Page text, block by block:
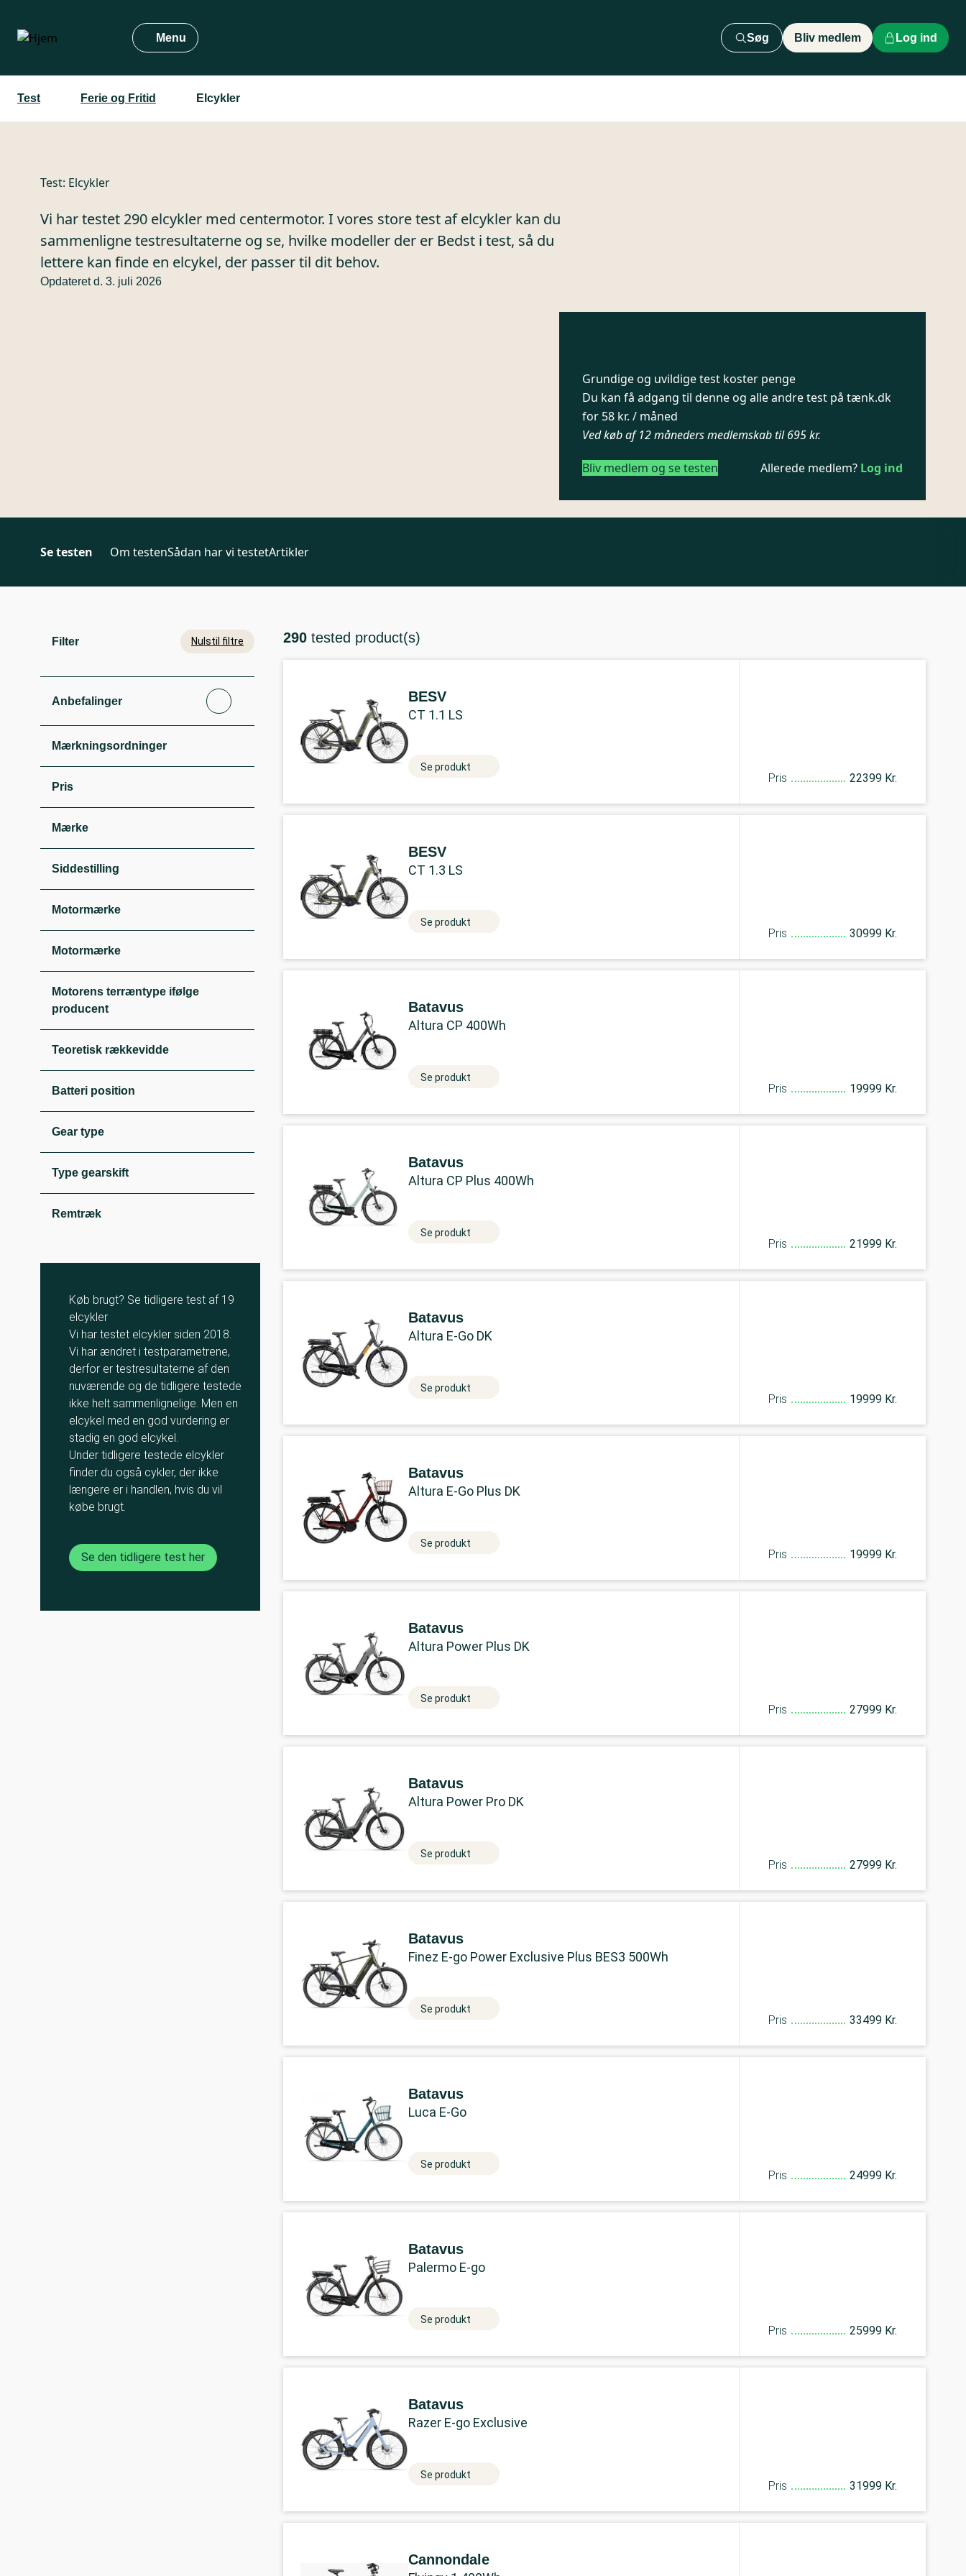
hovedindhold
Menu Søg Bliv medlem Log ind
Test Ferie og Fritid Elcykler
Test: Elcykler
Vi har testet 290 elcykler med centermotor. I vores store test af elcykler kan du
sammenligne testresultaterne og se, hvilke modeller der er Bedst i test, så du
lettere kan finde en elcykel, der passer til dit behov.
Opdateret d. 3. juli 2026
Grundige og uvildige test koster penge
Du kan få adgang til denne og alle andre test på tænk.dk
for 58 kr. / måned
Ved køb af 12 måneders medlemskab til 695 kr.
Bliv medlem og se testen Allerede medlem? Log ind
Se testen Om testenSådan har vi testetArtikler
Filter Nulstil filtre
Anbefalinger
Mærkningsordninger
Pris
Mærke
Siddestilling
Motormærke
Motormærke
Motorens terræntype ifølge
producent
Teoretisk rækkevidde
Batteri position
Gear type
Type gearskift
Remtræk
Køb brugt? Se tidligere test af 19
elcykler
Vi har testet elcykler siden 2018.
Vi har ændret i testparametrene,
derfor er testresultaterne af den
nuværende og de tidligere testede
ikke helt sammenlignelige. Men en
elcykel med en god vurdering er
stadig en god elcykel.
Under tidligere testede elcykler
finder du også cykler, der ikke
længere er i handlen, hvis du vil
købe brugt.
Se den tidligere test her
290 tested product(s)
BESV
CT 1.1 LS
Se produkt
Pris 22399 Kr.
BESV
CT 1.3 LS
Se produkt
Pris 30999 Kr.
Batavus
Altura CP 400Wh
Se produkt
Pris 19999 Kr.
Batavus
Altura CP Plus 400Wh
Se produkt
Pris 21999 Kr.
Batavus
Altura E-Go DK
Se produkt
Pris 19999 Kr.
Batavus
Altura E-Go Plus DK
Se produkt
Pris 19999 Kr.
Batavus
Altura Power Plus DK
Se produkt
Pris 27999 Kr.
Batavus
Altura Power Pro DK
Se produkt
Pris 27999 Kr.
Batavus
Finez E-go Power Exclusive Plus BES3 500Wh
Se produkt
Pris 33499 Kr.
Batavus
Luca E-Go
Se produkt
Pris 24999 Kr.
Batavus
Palermo E-go
Se produkt
Pris 25999 Kr.
Batavus
Razer E-go Exclusive
Se produkt
Pris 31999 Kr.
Cannondale